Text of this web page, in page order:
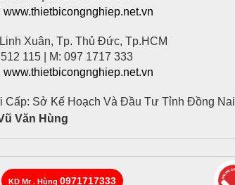
Xuân, Tp. Thủ Đức, Tp.HCM
115 | M: 097 1717 333
www.thietbicongnghiep.net.vn
Cấp: Sở Kế Hoạch Và Đầu Tư Tỉnh Đồng Nai
Văn Hùng
KD Mr . Hùng 0971717333